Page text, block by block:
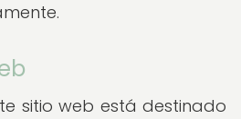
sitio web está destinado